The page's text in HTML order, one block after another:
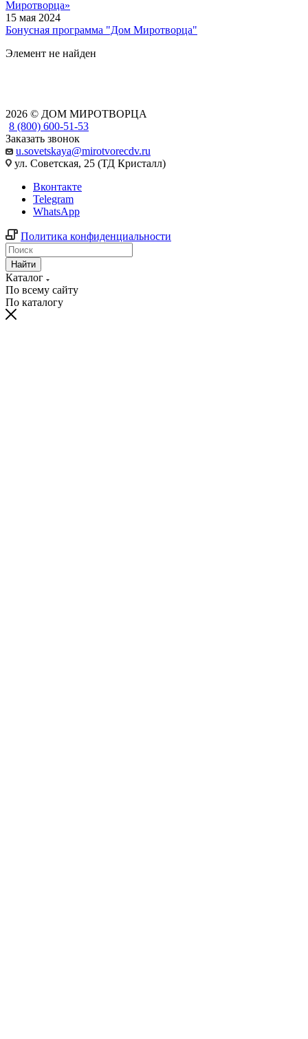
Миротворца»
15 мая 2024
Бонусная программа "Дом Миротворца"
Элемент не найден
2026 © ДОМ МИРОТВОРЦА
8 (800) 600-51-53
Заказать звонок
u.sovetskaya@mirotvorecdv.ru
ул. Советская, 25 (ТД Кристалл)
Вконтакте
Telegram
WhatsApp
Политика конфиденциальности
Найти
Каталог
По всему сайту
По каталогу